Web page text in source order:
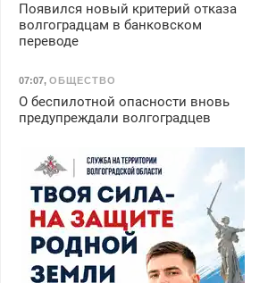
Появился новый критерий отказа
волгоградцам в банковском
переводе
07:07, ОБЩЕСТВО
О беспилотной опасности вновь
предупреждали волгоградцев